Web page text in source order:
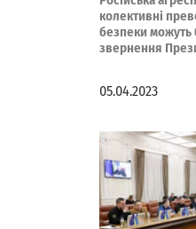
колективні
безпеки можуть
звернення
05.04.2023